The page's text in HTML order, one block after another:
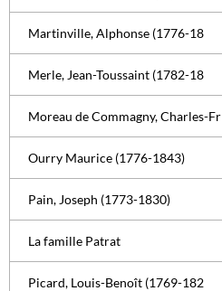
Martinville, Alphonse (1776-18
Merle, Jean-Toussaint (1782-18
Moreau de Commagny, Charles-Fr
Ourry Maurice (1776-1843)
Pain, Joseph (1773-1830)
La famille Patrat
Picard, Louis-Benoît (1769-182